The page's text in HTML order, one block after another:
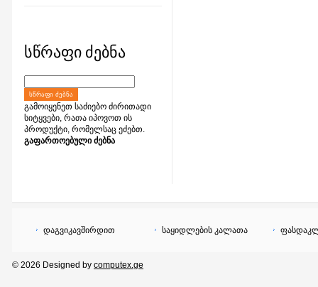
სწრაფი ძებნა
ᲡᲬᲠᲐᲤᲘ ᲫᲔᲑᲜᲐ
გამოიყენეთ საძიებო ძირითადი
სიტყვები, რათა იპოვოთ ის
პროდუქტი, რომელსაც ეძებთ.
გაფართოებული ძებნა
დაგვიკავშირდით საყიდლების კალათა
© 2026 Designed by computex.ge